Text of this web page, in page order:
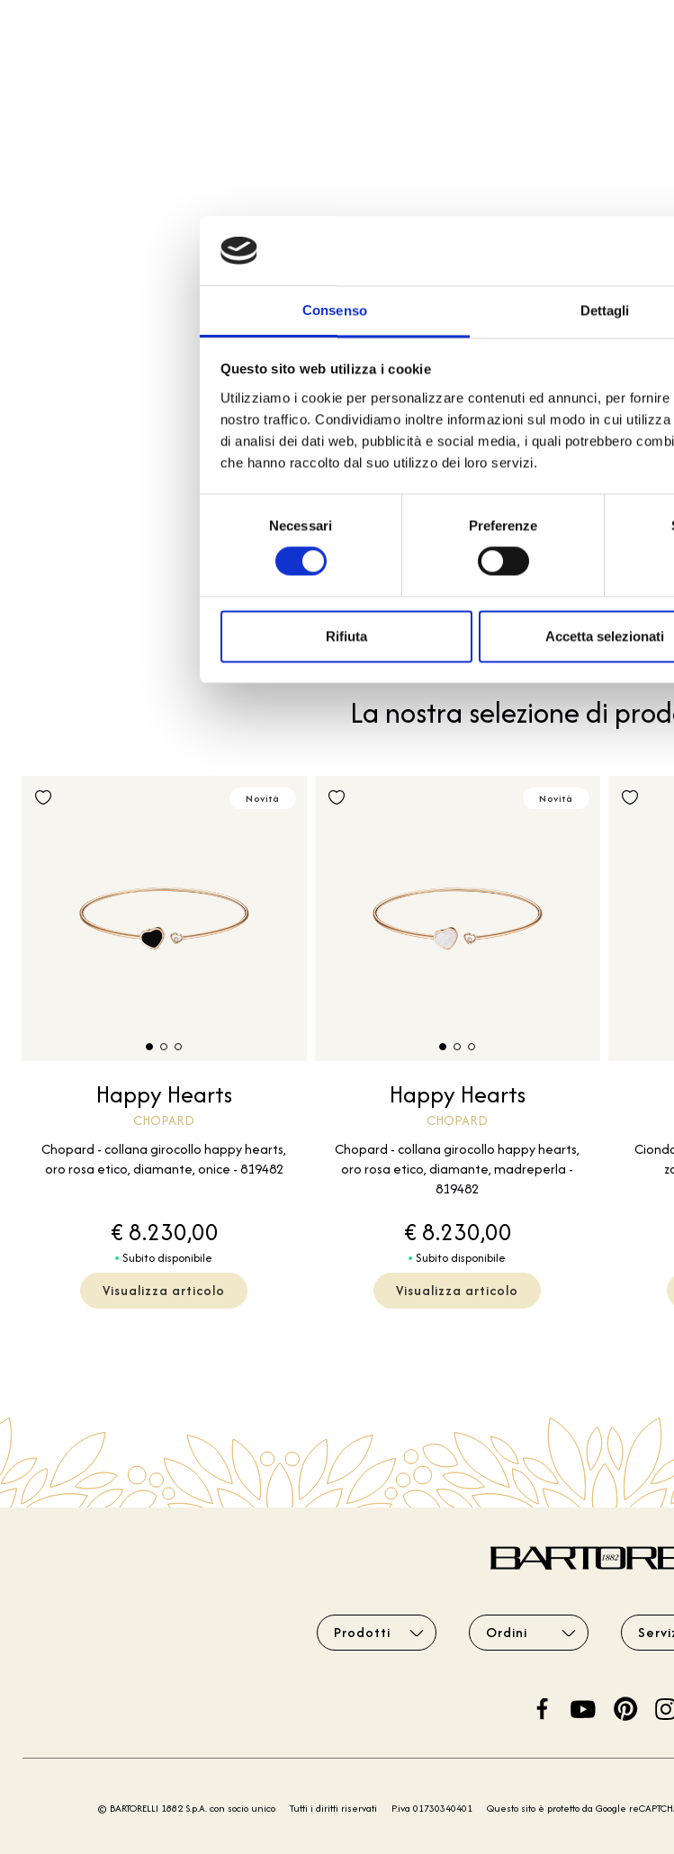
Consenso Dettagli
Questo sito web utilizza i cookie
Utilizziamo i cookie per personalizzare contenuti ed annunci, per
nostro traffico. Condividiamo inoltre informazioni sul modo in cui
di analisi dei dati web, pubblicità e social media, i quali potrebbero
che hanno raccolto dal suo utilizzo dei loro servizi.
Necessari Preferenze
Rifiuta Accetta selezionati
PRODOTTI SIMILI
La nostra selezione di
Novità
Happy Hearts
CHOPARD
Chopard - collana girocollo happy hearts,
oro rosa etico, diamante, onice - 819482
€ 8.230,00
Subito disponibile
Visualizza articolo
Novità
Happy Hearts
CHOPARD
Chopard - collana girocollo happy hearts,
oro rosa etico, diamante, madreperla -
819482
€ 8.230,00
Subito disponibile
Visualizza articolo
Prodotti Ordini
© BARTORELLI 1882 S.p.A. con socio unico Tutti i diritti riservati P.iva 01730340401 Questo sito è protetto da Google